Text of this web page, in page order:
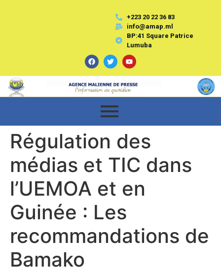
+223 20 22 36 83
info@amap.ml
BP:41 Square Patrice
Lumuba
Régulation des
médias et TIC dans
l’UEMOA et en
Guinée : Les
recommandations de
Bamako